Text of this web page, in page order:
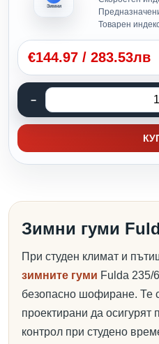
Зимни
Товарен
€144.97 / 283.53лв
Зимни гуми
При студен климат и
зимните гуми Fulda 235/
безопасно шофиране. Те
проектирани да осигурят
контрол при студено